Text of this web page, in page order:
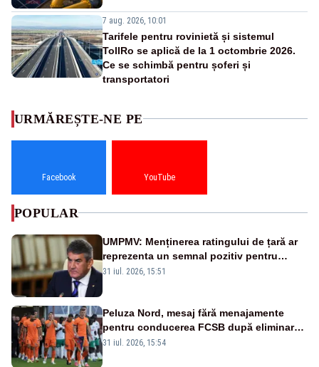
7 aug. 2026, 10:01
Tarifele pentru rovinietă și sistemul
TollRo se aplică de la 1 octombrie 2026.
Ce se schimbă pentru șoferi și
transportatori
URMĂREȘTE-NE PE
Facebook YouTube
POPULAR
UMPMV: Menținerea ratingului de țară ar
reprezenta un semnal pozitiv pentru
România. Autoritățile trebuie să continue
31 iul. 2026, 15:51
Peluza Nord, mesaj fără menajamente
pentru conducerea FCSB după eliminarea
rușinoasă din Conference League
31 iul. 2026, 15:54